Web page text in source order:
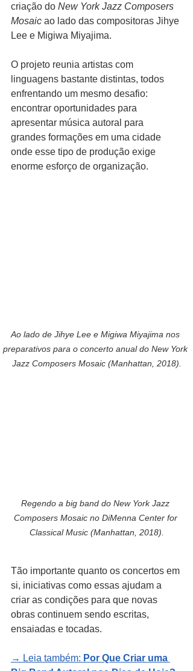
criação do New York Jazz Composers
Mosaic ao lado das compositoras Jihye
Lee e Migiwa Miyajima.
O projeto reunia artistas com
linguagens bastante distintas, todos
enfrentando um mesmo desafio:
encontrar oportunidades para
apresentar música autoral para
grandes formações em uma cidade
onde esse tipo de produção exige
enorme esforço de organização.
Ao lado de Jihye Lee e Migiwa Miyajima nos
preparativos para o concerto anual do New York
Jazz Composers Mosaic (Manhattan, 2018).
Regendo a big band do New York Jazz
Composers Mosaic no DiMenna Center for
Classical Music (Manhattan, 2018).
Tão importante quanto os concertos em
si, iniciativas como essas ajudam a
criar as condições para que novas
obras continuem sendo escritas,
ensaiadas e tocadas.
→ Leia também: Por Que Criar uma